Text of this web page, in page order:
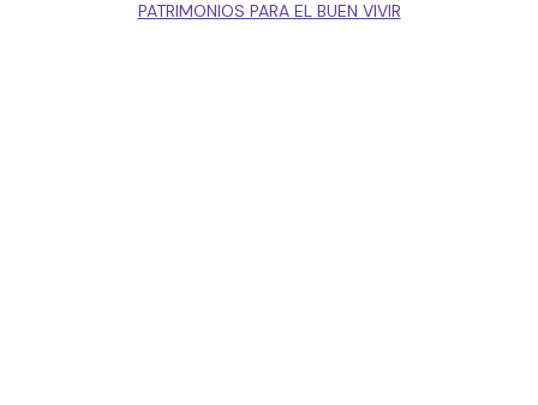
PATRIMONIOS PARA EL BUEN VIVIR